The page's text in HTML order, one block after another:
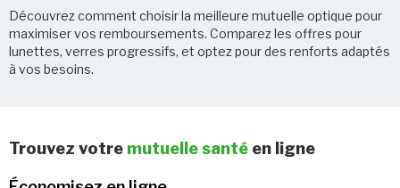
Découvrez comment choisir la meilleure mutuelle optique pour
maximiser vos remboursements. Comparez les offres pour
lunettes, verres progressifs, et optez pour des renforts adaptés
à vos besoins.
Trouvez votre mutuelle santé en ligne